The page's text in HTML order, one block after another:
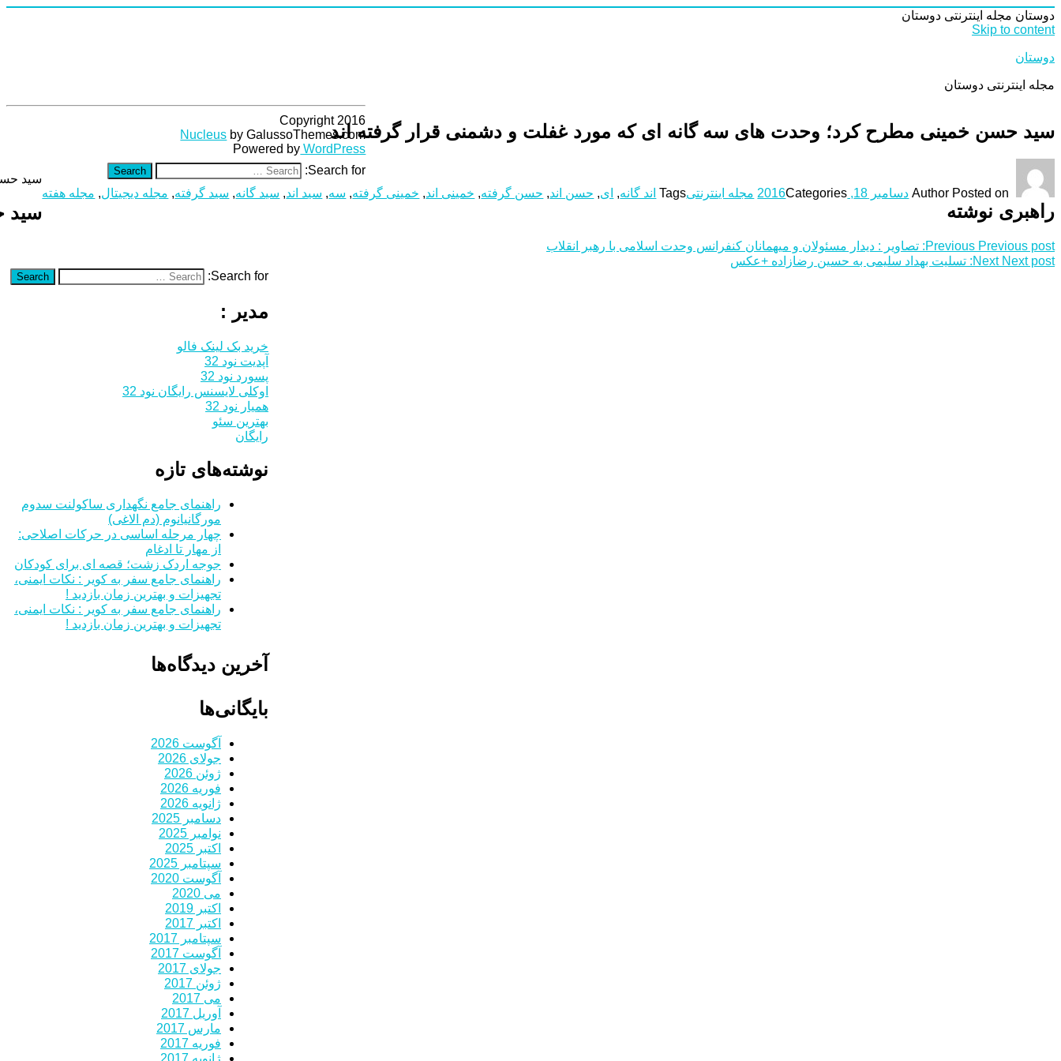
دوستان مجله اینترنتی دوستان
Skip to content
دوستان
مجله اینترنتی دوستان
سید حسن خمینی مطرح کرد؛ وحدت های سه گانه ای که مورد غفلت و دشمنی قرار گرفته اند
سید
سید
Author Posted on دسامبر 18, 2016 Categories مجله اینترنتیTags اند گانه, ای, حسن اند, حسن گرفته, خمینی اند, خمینی گرفته, سه, سید اند, سید گانه, سید گرفته, مجله دیجیتال, مجله هفته
راهبری نوشته
Previous Previous post:
تصاویر : دیدار مسئولان و میهمانان کنفرانس وحدت اسلامی‌ با رهبر انقلاب
Next Next post:
تسلیت بهداد سلیمی به حسین رضازاده +عکس
Search for:
Search
مدیر :
خرید بک لینک فالو
آپدیت نود 32
پسورد نود 32
اوکلی لایسنس رایگان نود 32
همیار نود 32
بهترین سئو
رایگان
نوشته‌های تازه
راهنمای جامع نگهداری ساکولنت سدوم
مورگانیانوم (دم الاغی)
چهار مرحله اساسی در حرکات اصلاحی:
از مهار تا ادغام
جوجه اردک زشت؛ قصه ای برای کودکان
راهنمای جامع سفر به کویر : نکات ایمنی،
تجهیزات و بهترین زمان بازدید !
راهنمای جامع سفر به کویر : نکات ایمنی،
تجهیزات و بهترین زمان بازدید !
آخرین دیدگاه‌ها
بایگانی‌ها
آگوست 2026
جولای 2026
ژوئن 2026
فوریه 2026
ژانویه 2026
دسامبر 2025
نوامبر 2025
اکتبر 2025
سپتامبر 2025
آگوست 2020
می 2020
اکتبر 2019
اکتبر 2017
سپتامبر 2017
آگوست 2017
جولای 2017
ژوئن 2017
می 2017
آوریل 2017
مارس 2017
فوریه 2017
Copyright 2016
Nucleus by GalussoThemes.com
Powered by WordPress
Search for:
Search